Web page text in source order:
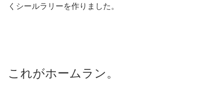
くシールラリーを作りました。
これがホームラン。